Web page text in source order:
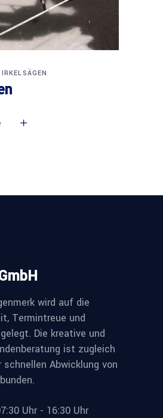
wird auf die
Termintreue und
Die kreative und
ist zugleich
Abwicklung von
Uhr - 16:30 Uhr